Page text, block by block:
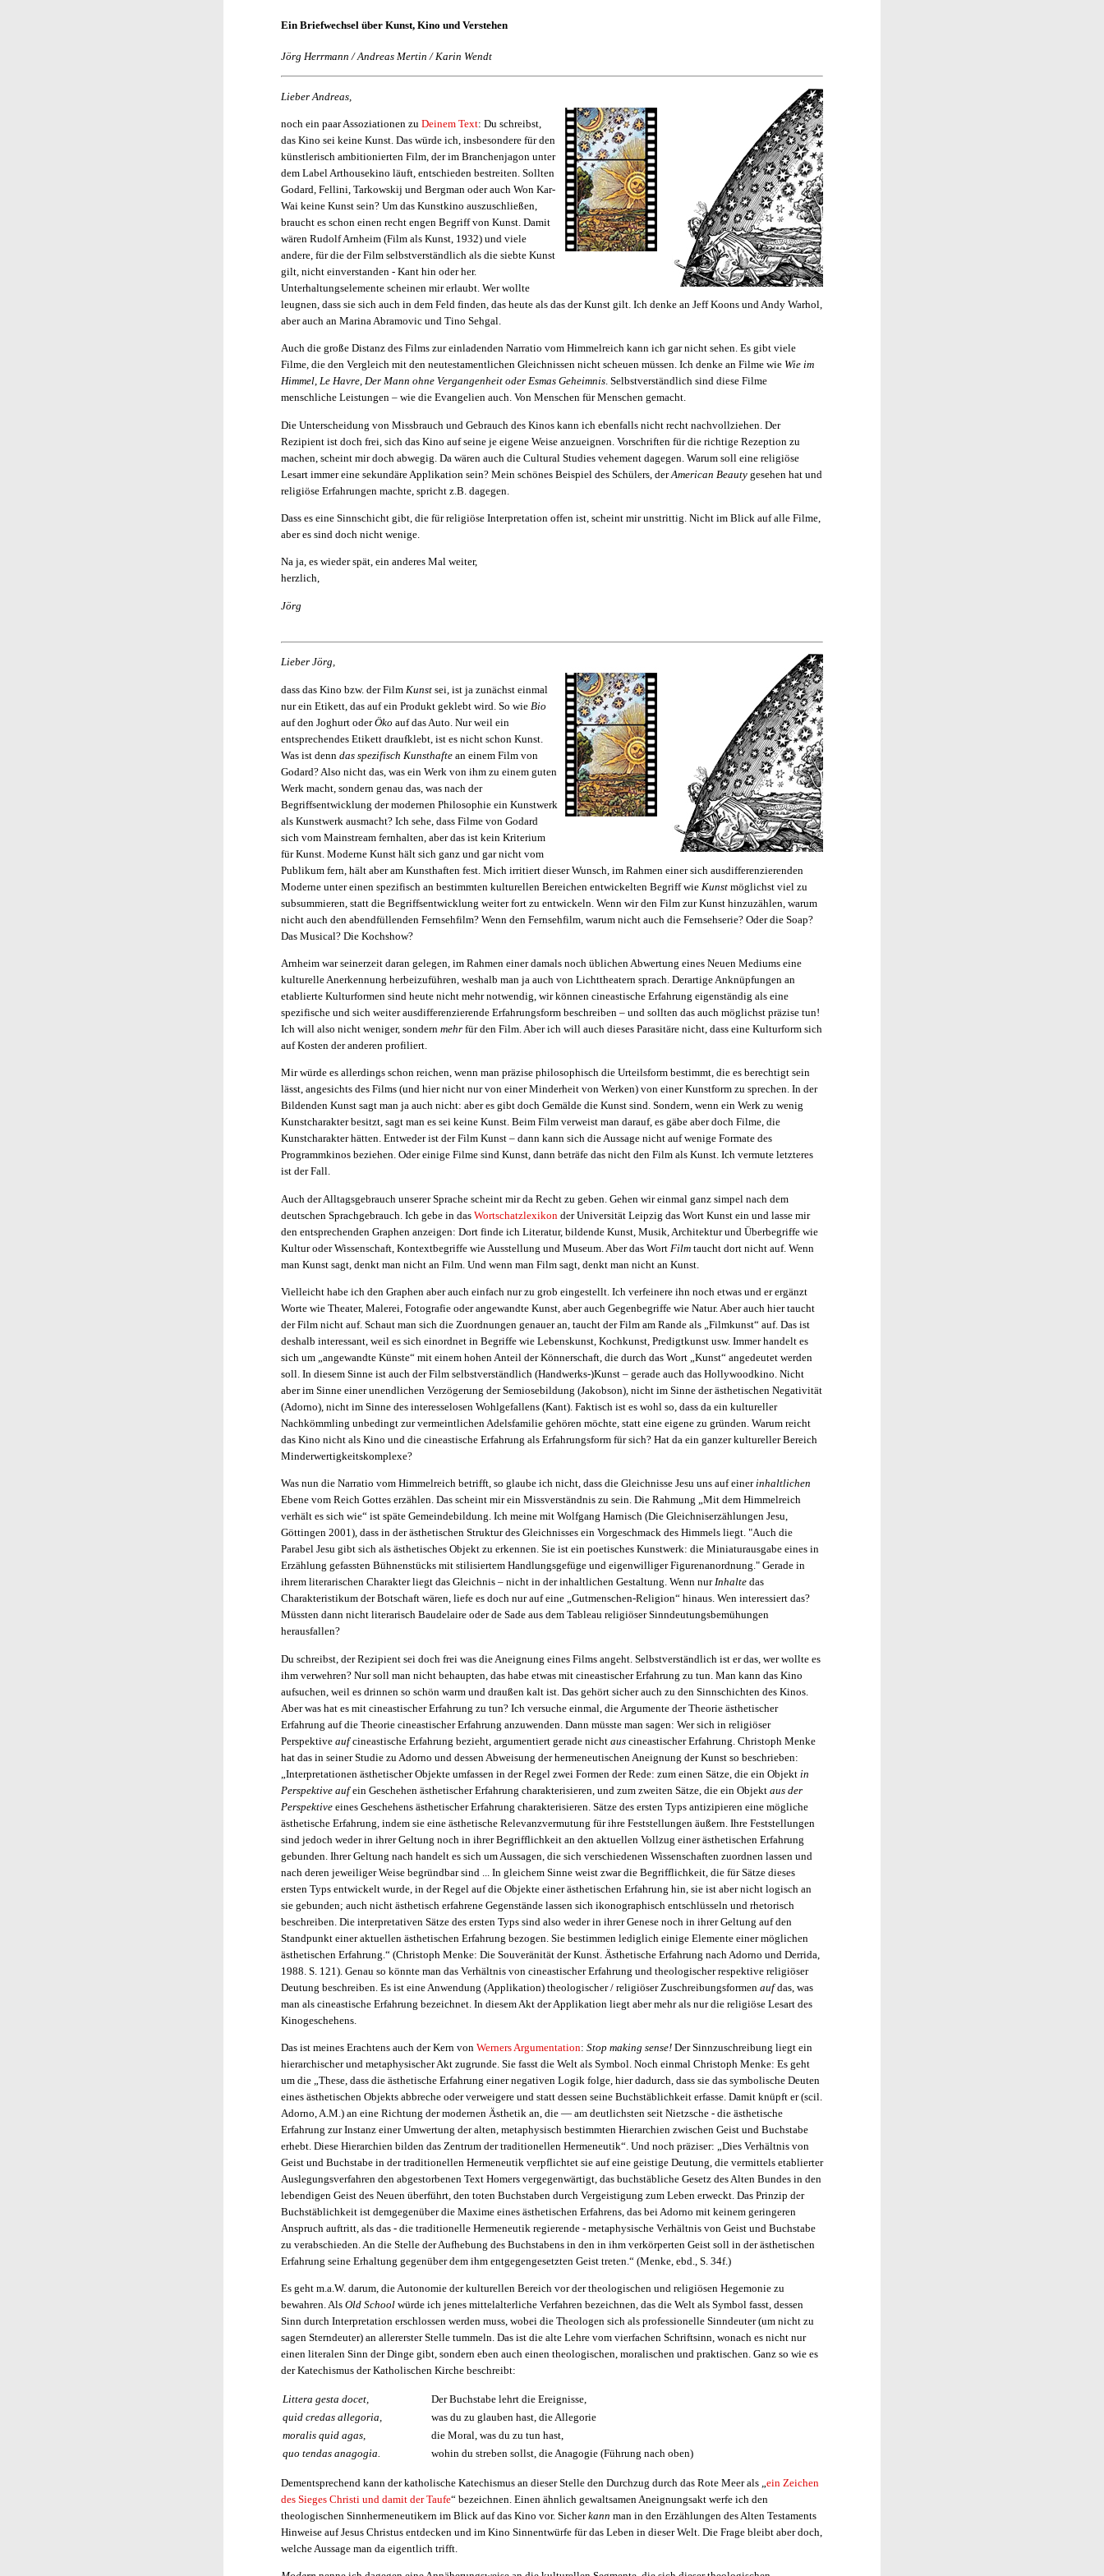
Ein Briefwechsel über Kunst, Kino und Verstehen
Jörg Herrmann / Andreas Mertin / Karin Wendt
Lieber Andreas,
noch ein paar Assoziationen zu Deinem Text: Du schreibst,
das Kino sei keine Kunst. Das würde ich, insbesondere für den
künstlerisch ambitionierten Film, der im Branchenjagon unter
dem Label Arthousekino läuft, entschieden bestreiten. Sollten
Godard, Fellini, Tarkowskij und Bergman oder auch Won Kar-
Wai keine Kunst sein? Um das Kunstkino auszuschließen,
braucht es schon einen recht engen Begriff von Kunst. Damit
wären Rudolf Arnheim (Film als Kunst, 1932) und viele
andere, für die der Film selbstverständlich als die siebte Kunst
gilt, nicht einverstanden - Kant hin oder her.
Unterhaltungselemente scheinen mir erlaubt. Wer wollte
leugnen, dass sie sich auch in dem Feld finden, das heute als das der Kunst gilt. Ich denke an Jeff Koons und Andy Warhol,
aber auch an Marina Abramovic und Tino Sehgal.
Auch die große Distanz des Films zur einladenden Narratio vom Himmelreich kann ich gar nicht sehen. Es gibt viele
Filme, die den Vergleich mit den neutestamentlichen Gleichnissen nicht scheuen müssen. Ich denke an Filme wie Wie im
Himmel, Le Havre, Der Mann ohne Vergangenheit oder Esmas Geheimnis. Selbstverständlich sind diese Filme
menschliche Leistungen – wie die Evangelien auch. Von Menschen für Menschen gemacht.
Die Unterscheidung von Missbrauch und Gebrauch des Kinos kann ich ebenfalls nicht recht nachvollziehen. Der
Rezipient ist doch frei, sich das Kino auf seine je eigene Weise anzueignen. Vorschriften für die richtige Rezeption zu
machen, scheint mir doch abwegig. Da wären auch die Cultural Studies vehement dagegen. Warum soll eine religiöse
Lesart immer eine sekundäre Applikation sein? Mein schönes Beispiel des Schülers, derAmerican Beauty gesehen hat und
religiöse Erfahrungen machte, spricht z.B. dagegen.
Dass es eine Sinnschicht gibt, die für religiöse Interpretation offen ist, scheint mir unstrittig. Nicht im Blick auf alle Filme,
aber es sind doch nicht wenige.
Na ja, es wieder spät, ein anderes Mal weiter,
herzlich,
Jörg
Lieber Jörg,
dass das Kino bzw. der Film Kunst sei, ist ja zunächst einmal
nur ein Etikett, das auf ein Produkt geklebt wird. So wie Bio
auf den Joghurt oderÖko auf das Auto. Nur weil ein
entsprechendes Etikett draufklebt, ist es nicht schon Kunst.
Was ist denn das spezifisch Kunsthafte an einem Film von
Godard? Also nicht das, was ein Werk von ihm zu einem guten
Werk macht, sondern genau das, was nach der
Begriffsentwicklung der modernen Philosophie ein Kunstwerk
als Kunstwerk ausmacht? Ich sehe, dass Filme von Godard
sich vom Mainstream fernhalten, aber das ist kein Kriterium
für Kunst. Moderne Kunst hält sich ganz und gar nicht vom
Publikum fern, hält aber am Kunsthaften fest. Mich irritiert dieser Wunsch, im Rahmen einer sich ausdifferenzierenden
Moderne unter einen spezifisch an bestimmten kulturellen Bereichen entwickelten Begriff wie Kunst möglichst viel zu
subsummieren, statt die Begriffsentwicklung weiter fort zu entwickeln. Wenn wir den Film zur Kunst hinzuzählen, warum
nicht auch den abendfüllenden Fernsehfilm? Wenn den Fernsehfilm, warum nicht auch die Fernsehserie? Oder die Soap?
Das Musical? Die Kochshow?
Arnheim war seinerzeit daran gelegen, im Rahmen einer damals noch üblichen Abwertung eines Neuen Mediums eine
kulturelle Anerkennung herbeizuführen, weshalb man ja auch von Lichttheatern sprach. Derartige Anknüpfungen an
etablierte Kulturformen sind heute nicht mehr notwendig, wir können cineastische Erfahrung eigenständig als eine
spezifische und sich weiter ausdifferenzierende Erfahrungsform beschreiben – und sollten das auch möglichst präzise tun!
Ich will also nicht weniger, sondern mehr für den Film. Aber ich will auch dieses Parasitäre nicht, dass eine Kulturform sich
auf Kosten der anderen profiliert.
Mir würde es allerdings schon reichen, wenn man präzise philosophisch die Urteilsform bestimmt, die es berechtigt sein
lässt, angesichts des Films (und hier nicht nur von einer Minderheit von Werken) von einer Kunstform zu sprechen. In der
Bildenden Kunst sagt man ja auch nicht: aber es gibt doch Gemälde die Kunst sind. Sondern, wenn ein Werk zu wenig
Kunstcharakter besitzt, sagt man es sei keine Kunst. Beim Film verweist man darauf, es gäbe aber doch Filme, die
Kunstcharakter hätten. Entweder ist der Film Kunst – dann kann sich die Aussage nicht auf wenige Formate des
Programmkinos beziehen. Oder einige Filme sind Kunst, dann beträfe das nicht den Film als Kunst. Ich vermute letzteres
ist der Fall.
Auch der Alltagsgebrauch unserer Sprache scheint mir da Recht zu geben. Gehen wir einmal ganz simpel nach dem
deutschen Sprachgebrauch. Ich gebe in das Wortschatzlexikon der Universität Leipzig das Wort Kunst ein und lasse mir
den entsprechenden Graphen anzeigen: Dort finde ich Literatur, bildende Kunst, Musik, Architektur und Überbegriffe wie
Kultur oder Wissenschaft, Kontextbegriffe wie Ausstellung und Museum. Aber das Wort Film taucht dort nicht auf. Wenn
man Kunst sagt, denkt man nicht an Film. Und wenn man Film sagt, denkt man nicht an Kunst.
Vielleicht habe ich den Graphen aber auch einfach nur zu grob eingestellt. Ich verfeinere ihn noch etwas und er ergänzt
Worte wie Theater, Malerei, Fotografie oder angewandte Kunst, aber auch Gegenbegriffe wie Natur. Aber auch hier taucht
der Film nicht auf. Schaut man sich die Zuordnungen genauer an, taucht der Film am Rande als „Filmkunst“ auf. Das ist
deshalb interessant, weil es sich einordnet in Begriffe wie Lebenskunst, Kochkunst, Predigtkunst usw. Immer handelt es
sich um „angewandte Künste“ mit einem hohen Anteil der Könnerschaft, die durch das Wort „Kunst“ angedeutet werden
soll. In diesem Sinne ist auch der Film selbstverständlich (Handwerks-)Kunst – gerade auch das Hollywoodkino. Nicht
aber im Sinne einer unendlichen Verzögerung der Semiosebildung (Jakobson), nicht im Sinne der ästhetischen Negativität
(Adorno), nicht im Sinne des interesselosen Wohlgefallens (Kant). Faktisch ist es wohl so, dass da ein kultureller
Nachkömmling unbedingt zur vermeintlichen Adelsfamilie gehören möchte, statt eine eigene zu gründen. Warum reicht
das Kino nicht als Kino und die cineastische Erfahrung als Erfahrungsform für sich? Hat da ein ganzer kultureller Bereich
Minderwertigkeitskomplexe?
Was nun die Narratio vom Himmelreich betrifft, so glaube ich nicht, dass die Gleichnisse Jesu uns auf einerinhaltlichen
Ebene vom Reich Gottes erzählen. Das scheint mir ein Missverständnis zu sein. Die Rahmung „Mit dem Himmelreich
verhält es sich wie“ ist späte Gemeindebildung. Ich meine mit Wolfgang Harnisch (Die Gleichniserzählungen Jesu,
Göttingen 2001), dass in der ästhetischen Struktur des Gleichnisses ein Vorgeschmack des Himmels liegt. "Auch die
Parabel Jesu gibt sich als ästhetisches Objekt zu erkennen. Sie ist ein poetisches Kunstwerk: die Miniaturausgabe eines in
Erzählung gefassten Bühnenstücks mit stilisiertem Handlungsgefüge und eigenwilliger Figurenanordnung." Gerade in
ihrem literarischen Charakter liegt das Gleichnis – nicht in der inhaltlichen Gestaltung. Wenn nurInhalte das
Charakteristikum der Botschaft wären, liefe es doch nur auf eine „Gutmenschen-Religion“ hinaus. Wen interessiert das?
Müssten dann nicht literarisch Baudelaire oder de Sade aus dem Tableau religiöser Sinndeutungsbemühungen
herausfallen?
Du schreibst, der Rezipient sei doch frei was die Aneignung eines Films angeht. Selbstverständlich ist er das, wer wollte es
ihm verwehren? Nur soll man nicht behaupten, das habe etwas mit cineastischer Erfahrung zu tun. Man kann das Kino
aufsuchen, weil es drinnen so schön warm und draußen kalt ist. Das gehört sicher auch zu den Sinnschichten des Kinos.
Aber was hat es mit cineastischer Erfahrung zu tun? Ich versuche einmal, die Argumente der Theorie ästhetischer
Erfahrung auf die Theorie cineastischer Erfahrung anzuwenden. Dann müsste man sagen: Wer sich in religiöser
Perspektive aufcineastische Erfahrung bezieht, argumentiert gerade nicht aus cineastischer Erfahrung. Christoph Menke
hat das in seiner Studie zu Adorno und dessen Abweisung der hermeneutischen Aneignung der Kunst so beschrieben:
„Interpretationen ästhetischer Objekte umfassen in der Regel zwei Formen der Rede: zum einen Sätze, die ein Objekt in
Perspektive aufein Geschehen ästhetischer Erfahrung charakterisieren, und zum zweiten Sätze, die ein Objekt aus der
Perspektive eines Geschehens ästhetischer Erfahrung charakterisieren. Sätze des ersten Typs antizipieren eine mögliche
ästhetische Erfahrung, indem sie eine ästhetische Relevanzvermutung für ihre Feststellungen äußern. Ihre Feststellungen
sind jedoch weder in ihrer Geltung noch in ihrer Begrifflichkeit an den aktuellen Vollzug einer ästhetischen Erfahrung
gebunden. Ihrer Geltung nach handelt es sich um Aussagen, die sich verschiedenen Wissenschaften zuordnen lassen und
nach deren jeweiliger Weise begründbar sind ... In gleichem Sinne weist zwar die Begrifflichkeit, die für Sätze dieses
ersten Typs entwickelt wurde, in der Regel auf die Objekte einer ästhetischen Erfahrung hin, sie ist aber nicht logisch an
sie gebunden; auch nicht ästhetisch erfahrene Gegenstände lassen sich ikonographisch entschlüsseln und rhetorisch
beschreiben. Die interpretativen Sätze des ersten Typs sind also weder in ihrer Genese noch in ihrer Geltung auf den
Standpunkt einer aktuellen ästhetischen Erfahrung bezogen. Sie bestimmen lediglich einige Elemente einer möglichen
ästhetischen Erfahrung.“ (Christoph Menke: Die Souveränität der Kunst. Ästhetische Erfahrung nach Adorno und Derrida,
1988. S. 121). Genau so könnte man das Verhältnis von cineastischer Erfahrung und theologischer respektive religiöser
Deutung beschreiben. Es ist eine Anwendung (Applikation) theologischer / religiöser Zuschreibungsformen aufdas, was
man als cineastische Erfahrung bezeichnet. In diesem Akt der Applikation liegt aber mehr als nur die religiöse Lesart des
Kinogeschehens.
Das ist meines Erachtens auch der Kern von Werners Argumentation: Stop making sense! Der Sinnzuschreibung liegt ein
hierarchischer und metaphysischer Akt zugrunde. Sie fasst die Welt als Symbol. Noch einmal Christoph Menke: Es geht
um die „These, dass die ästhetische Erfahrung einer negativen Logik folge, hier dadurch, dass sie das symbolische Deuten
eines ästhetischen Objekts abbreche oder verweigere und statt dessen seine Buchstäblichkeit erfasse. Damit knüpft er (scil.
Adorno, A.M.) an eine Richtung der modernen Ästhetik an, die — am deutlichsten seit Nietzsche - die ästhetische
Erfahrung zur Instanz einer Umwertung der alten, metaphysisch bestimmten Hierarchien zwischen Geist und Buchstabe
erhebt. Diese Hierarchien bilden das Zentrum der traditionellen Hermeneutik“. Und noch präziser: „Dies Verhältnis von
Geist und Buchstabe in der traditionellen Hermeneutik verpflichtet sie auf eine geistige Deutung, die vermittels etablierter
Auslegungsverfahren den abgestorbenen Text Homers vergegenwärtigt, das buchstäbliche Gesetz des Alten Bundes in den
lebendigen Geist des Neuen überführt, den toten Buchstaben durch Vergeistigung zum Leben erweckt. Das Prinzip der
Buchstäblichkeit ist demgegenüber die Maxime eines ästhetischen Erfahrens, das bei Adorno mit keinem geringeren
Anspruch auftritt, als das - die traditionelle Hermeneutik regierende - metaphysische Verhältnis von Geist und Buchstabe
zu verabschieden. An die Stelle der Aufhebung des Buchstabens in den in ihm verkörperten Geist soll in der ästhetischen
Erfahrung seine Erhaltung gegenüber dem ihm entgegengesetzten Geist treten.“ (Menke, ebd., S. 34f.)
Es geht m.a.W. darum, die Autonomie der kulturellen Bereich vor der theologischen und religiösen Hegemonie zu
bewahren. Als Old School würde ich jenes mittelalterliche Verfahren bezeichnen, das die Welt als Symbol fasst, dessen
Sinn durch Interpretation erschlossen werden muss, wobei die Theologen sich als professionelle Sinndeuter (um nicht zu
sagen Sterndeuter) an allererster Stelle tummeln. Das ist die alte Lehre vom vierfachen Schriftsinn, wonach es nicht nur
einen literalen Sinn der Dinge gibt, sondern eben auch einen theologischen, moralischen und praktischen. Ganz so wie es
der Katechismus der Katholischen Kirche beschreibt:
Littera gesta docet,
Der Buchstabe lehrt die Ereignisse,
quid credas allegoria,
was du zu glauben hast, die Allegorie
moralis quid agas,
die Moral, was du zu tun hast,
quo tendas anagogia.
wohin du streben sollst, die Anagogie (Führung nach oben)
Dementsprechend kann der katholische Katechismus an dieser Stelle den Durchzug durch das Rote Meer als „ ein Zeichen
des Sieges Christi und damit der Taufe“ bezeichnen. Einen ähnlich gewaltsamen Aneignungsakt werfe ich den
theologischen Sinnhermeneutikern im Blick auf das Kino vor. Sicherkann man in den Erzählungen des Alten Testaments
Hinweise auf Jesus Christus entdecken und im Kino Sinnentwürfe für das Leben in dieser Welt. Die Frage bleibt aber doch,
welche Aussage man da eigentlich trifft.